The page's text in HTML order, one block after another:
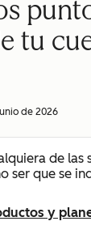
tu
de 2026
de las
ser que se
y